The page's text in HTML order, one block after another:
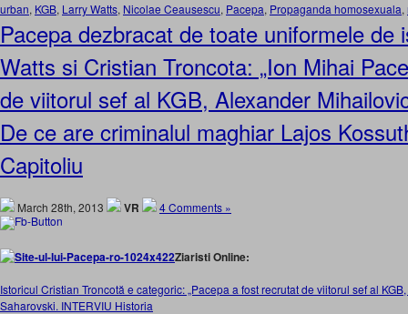
urban, KGB, Larry Watts, Nicolae Ceausescu, Pacepa, Propaganda homosexuala,
Pacepa dezbracat de toate uniformele de
Watts si Cristian Troncota: „Ion Mihai
de viitorul sef al KGB, Alexander
De ce are criminalul maghiar Lajos
Capitoliu
March 28th, 2013 VR 4 Comments »
Ziaristi Online:
Istoricul Cristian Troncotă e categoric: „Pacepa a fost recrutat de viitorul sef al
Saharovski. INTERVIU Historia